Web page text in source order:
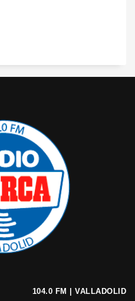
104.0 FM | VALLADOLID